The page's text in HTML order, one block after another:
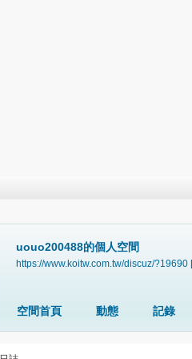
uouo200488的個人空間
https://www.koitw.com.tw/discuz/?19690
空間首頁 動態 記錄